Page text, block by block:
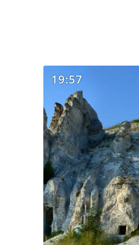
19:57